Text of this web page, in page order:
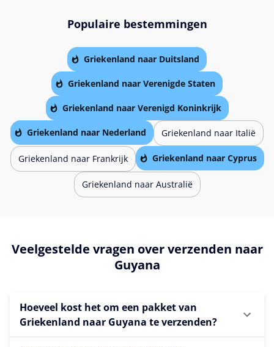
Populaire bestemmingen
Griekenland naar Duitsland
Griekenland naar Verenigde Staten
Griekenland naar Verenigd Koninkrijk
Griekenland naar Nederland Griekenland naar Italië
Griekenland naar Frankrijk Griekenland naar Cyprus
Griekenland naar Australië
Veelgestelde vragen over verzenden naar
Guyana
Hoeveel kost het om een pakket van
Griekenland naar Guyana te verzenden?